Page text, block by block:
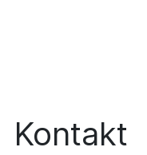
Kontakt